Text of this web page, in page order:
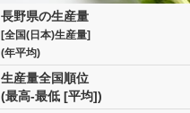
長野県の生産量
[全国(日本)生産量]
(年平均)
生産量全国順位
(最高-最低 [平均])